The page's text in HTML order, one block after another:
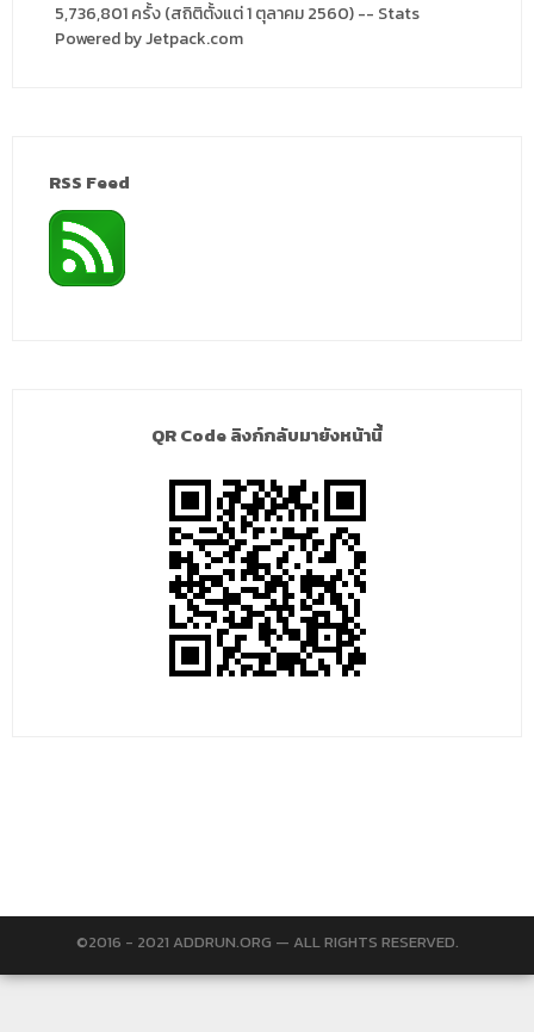
5,736,801 ครั้ง (สถิติตั้งแต่ 1 ตุลาคม 2560) -- Stats
Powered by Jetpack.com
RSS Feed
QR Code ลิงก์กลับมายังหน้านี้
©2016 - 2021 ADDRUN.ORG — ALL RIGHTS RESERVED.